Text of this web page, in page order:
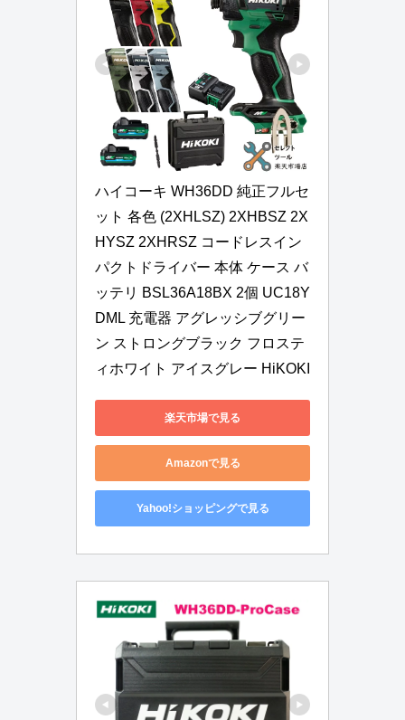
ハイコーキ WH36DD 純正フルセ
ット 各色 (2XHLSZ) 2XHBSZ 2X
HYSZ 2XHRSZ コードレスイン
パクトドライバー 本体 ケース バ
ッテリ BSL36A18BX 2個 UC18Y
DML 充電器 アグレッシブグリー
ン ストロングブラック フロステ
ィホワイト アイスグレー HiKOKI
楽天市場で見る
Amazonで見る
Yahoo!ショッピングで見る